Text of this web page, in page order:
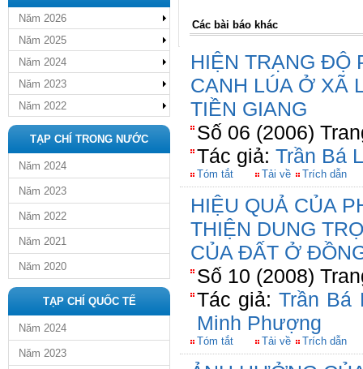
Năm 2026
Năm 2025
Năm 2024
Năm 2023
Năm 2022
TẠP CHÍ TRONG NƯỚC
Năm 2024
Năm 2023
Năm 2022
Năm 2021
Năm 2020
TẠP CHÍ QUỐC TẾ
Năm 2024
Năm 2023
Các bài báo khác
HIỆN TRẠNG ĐỘ
CANH LÚA Ở XÃ
TIỀN GIANG
Số 06 (2006)
Tác giả: Trần Bá
Tóm tắt Tải về Trích dẫn
HIỆU QUẢ CỦA
THIỆN DUNG
CỦA ĐẤT Ở
Số 10 (2008)
Tác giả:Trần Bá
Minh Phượng
Tóm tắt Tải về Trích dẫn